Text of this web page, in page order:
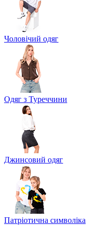
Чоловічий одяг
Одяг з Туреччини
Джинсовий одяг
Патріотична символіка